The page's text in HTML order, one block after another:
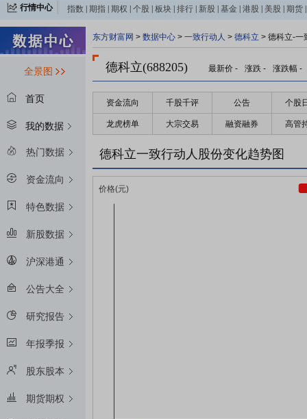
行情中心 指数 期指 期权 个股 板块 排行 新股 基金 港股 美股 期货
全景图
首页
我的数据
热门数据
资金流向
特色数据
新股数据
沪深港通
公告大全
研究报告
年报季报
股东股本
期货期权
东方财富网 > 数据中心 > 一致行动人 > 德科立 > 德科立-一
德科立(688205) 最新价 - 涨跌 - 涨跌幅 -
资金流向 千股千评 公告 个股
龙虎榜单 大宗交易 融资融券 高管
德科立一致行动人股份变化趋势图